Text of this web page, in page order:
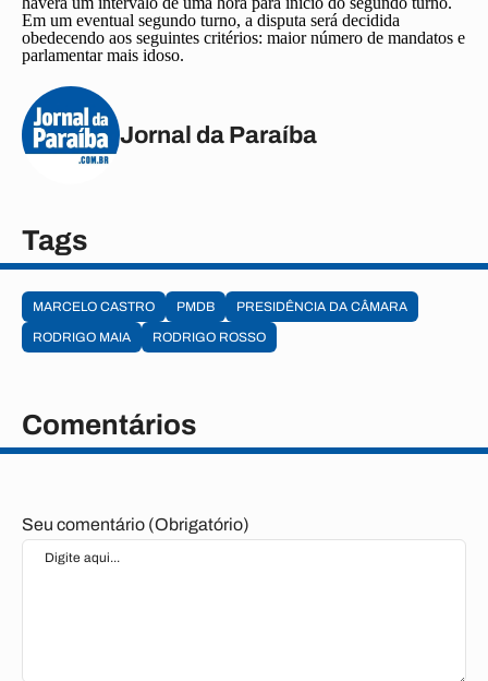
Em um eventual segundo turno, a disputa será decidida
obedecendo aos seguintes critérios: maior número de mandatos e
parlamentar mais idoso.
Jornal da Paraíba
Tags
MARCELO CASTRO PMDB
PRESIDÊNCIA DA CÂMARA
RODRIGO MAIA
RODRIGO ROSSO
Comentários
Seu comentário (Obrigatório)